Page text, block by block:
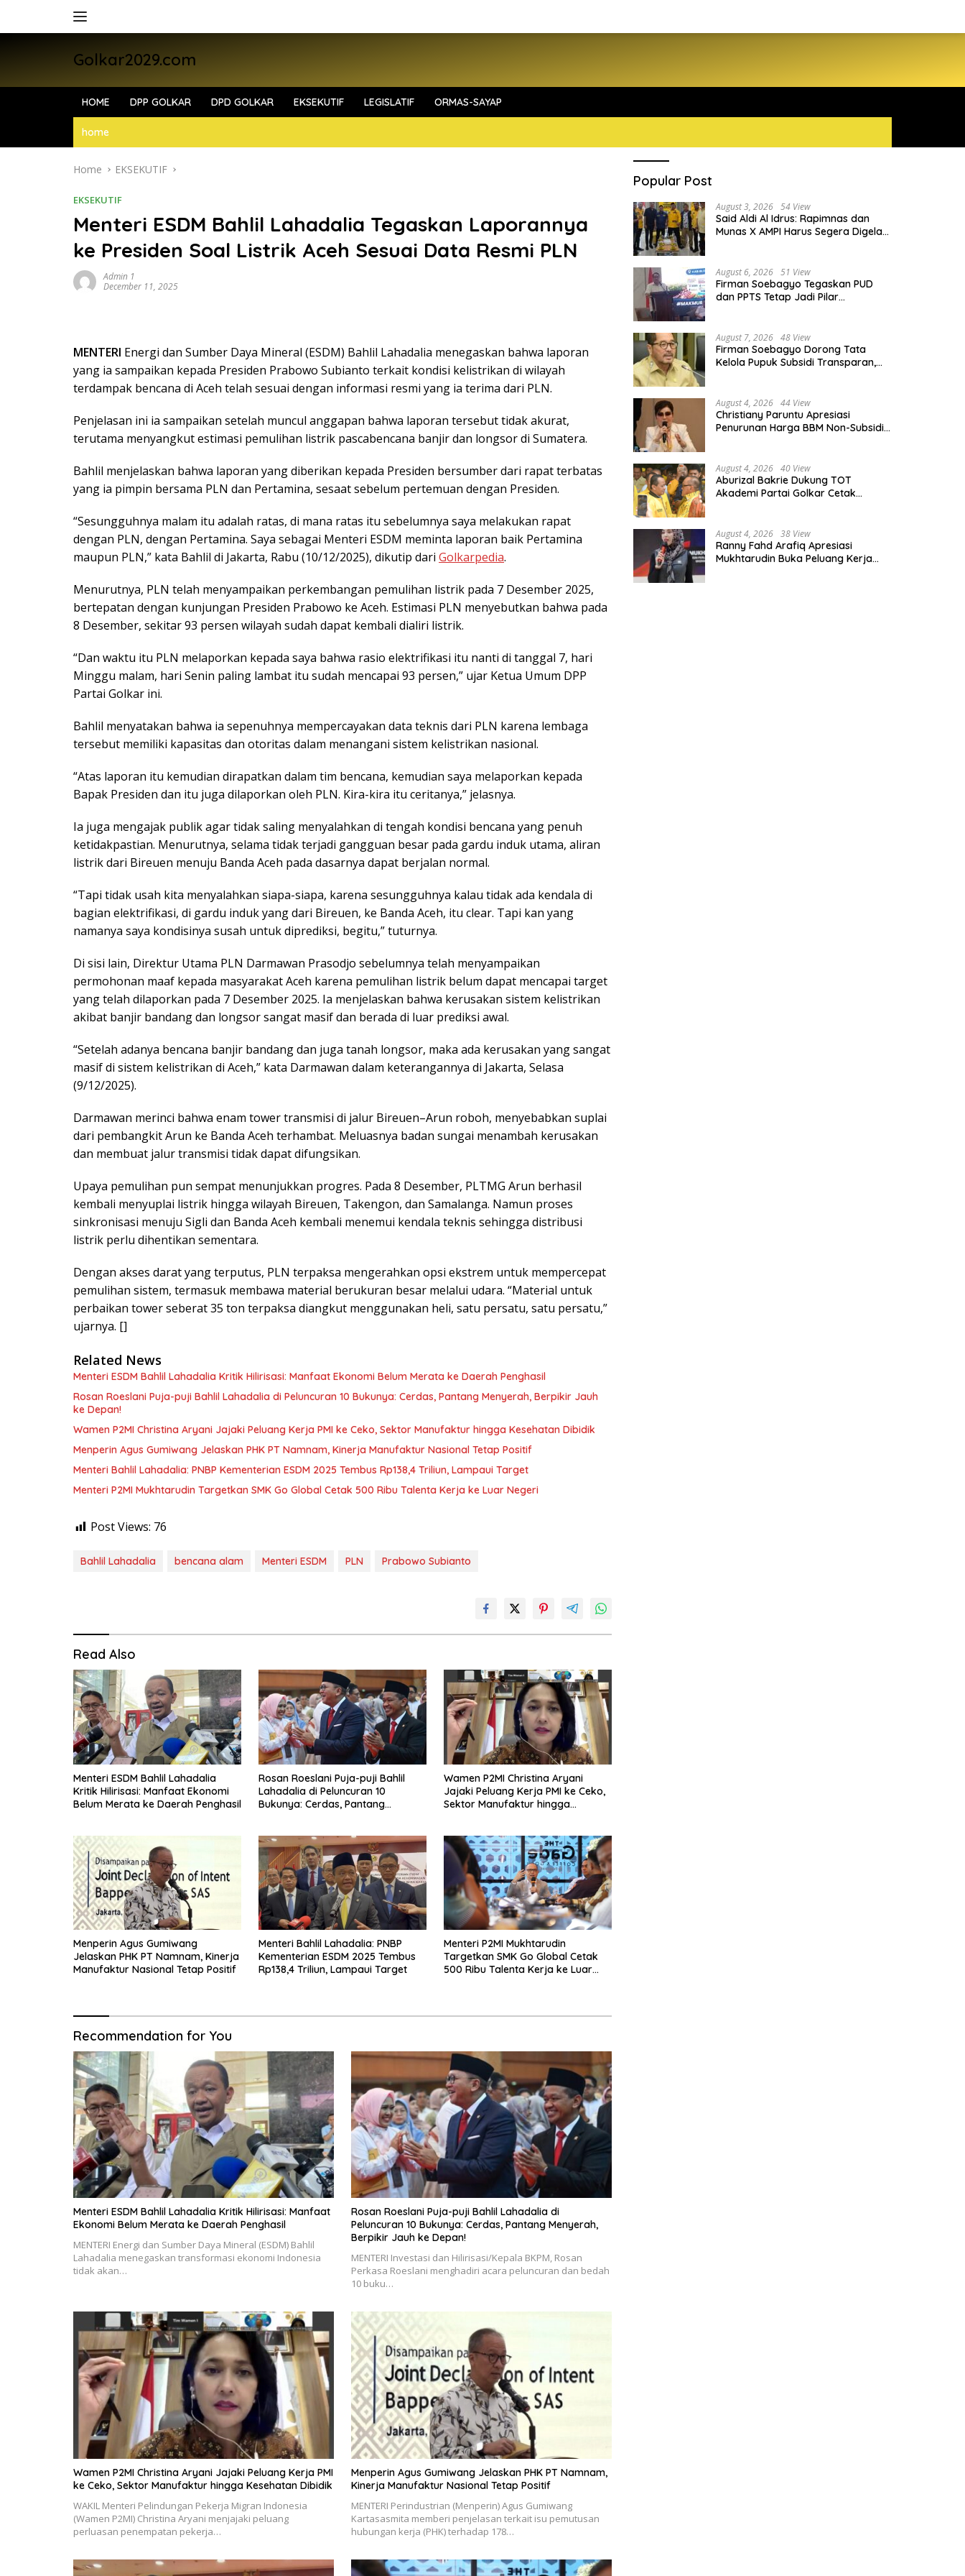
Golkar2029.com
HOME DPP GOLKAR DPD GOLKAR EKSEKUTIF LEGISLATIF ORMAS-SAYAP
home
Home EKSEKUTIF
EKSEKUTIF
Menteri ESDM Bahlil Lahadalia Tegaskan Laporannya
ke Presiden Soal Listrik Aceh Sesuai Data Resmi PLN
Admin 1
December 11, 2025
MENTERI Energi dan Sumber Daya Mineral (ESDM) Bahlil Lahadalia menegaskan bahwa laporan
yang ia sampaikan kepada Presiden Prabowo Subianto terkait kondisi kelistrikan di wilayah
terdampak bencana di Aceh telah sesuai dengan informasi resmi yang ia terima dari PLN.
Penjelasan ini ia sampaikan setelah muncul anggapan bahwa laporan tersebut tidak akurat,
terutama menyangkut estimasi pemulihan listrik pascabencana banjir dan longsor di Sumatera.
Bahlil menjelaskan bahwa laporan yang diberikan kepada Presiden bersumber dari rapat terbatas
yang ia pimpin bersama PLN dan Pertamina, sesaat sebelum pertemuan dengan Presiden.
“Sesungguhnya malam itu adalah ratas, di mana ratas itu sebelumnya saya melakukan rapat
dengan PLN, dengan Pertamina. Saya sebagai Menteri ESDM meminta laporan baik Pertamina
maupun PLN,” kata Bahlil di Jakarta, Rabu (10/12/2025), dikutip dari Golkarpedia.
Menurutnya, PLN telah menyampaikan perkembangan pemulihan listrik pada 7 Desember 2025,
bertepatan dengan kunjungan Presiden Prabowo ke Aceh. Estimasi PLN menyebutkan bahwa pada
8 Desember, sekitar 93 persen wilayah sudah dapat kembali dialiri listrik.
“Dan waktu itu PLN melaporkan kepada saya bahwa rasio elektrifikasi itu nanti di tanggal 7, hari
Minggu malam, hari Senin paling lambat itu sudah mencapai 93 persen,” ujar Ketua Umum DPP
Partai Golkar ini.
Bahlil menyatakan bahwa ia sepenuhnya mempercayakan data teknis dari PLN karena lembaga
tersebut memiliki kapasitas dan otoritas dalam menangani sistem kelistrikan nasional.
“Atas laporan itu kemudian dirapatkan dalam tim bencana, kemudian saya melaporkan kepada
Bapak Presiden dan itu juga dilaporkan oleh PLN. Kira-kira itu ceritanya,” jelasnya.
Ia juga mengajak publik agar tidak saling menyalahkan di tengah kondisi bencana yang penuh
ketidakpastian. Menurutnya, selama tidak terjadi gangguan besar pada gardu induk utama, aliran
listrik dari Bireuen menuju Banda Aceh pada dasarnya dapat berjalan normal.
“Tapi tidak usah kita menyalahkan siapa-siapa, karena sesungguhnya kalau tidak ada kendala di
bagian elektrifikasi, di gardu induk yang dari Bireuen, ke Banda Aceh, itu clear. Tapi kan yang
namanya saya kondisinya susah untuk diprediksi, begitu,” tuturnya.
Di sisi lain, Direktur Utama PLN Darmawan Prasodjo sebelumnya telah menyampaikan
permohonan maaf kepada masyarakat Aceh karena pemulihan listrik belum dapat mencapai target
yang telah dilaporkan pada 7 Desember 2025. Ia menjelaskan bahwa kerusakan sistem kelistrikan
akibat banjir bandang dan longsor sangat masif dan berada di luar prediksi awal.
“Setelah adanya bencana banjir bandang dan juga tanah longsor, maka ada kerusakan yang sangat
masif di sistem kelistrikan di Aceh,” kata Darmawan dalam keterangannya di Jakarta, Selasa
(9/12/2025).
Darmawan merinci bahwa enam tower transmisi di jalur Bireuen–Arun roboh, menyebabkan suplai
dari pembangkit Arun ke Banda Aceh terhambat. Meluasnya badan sungai menambah kerusakan
dan membuat jalur transmisi tidak dapat difungsikan.
Upaya pemulihan pun sempat menunjukkan progres. Pada 8 Desember, PLTMG Arun berhasil
kembali menyuplai listrik hingga wilayah Bireuen, Takengon, dan Samalanga. Namun proses
sinkronisasi menuju Sigli dan Banda Aceh kembali menemui kendala teknis sehingga distribusi
listrik perlu dihentikan sementara.
Dengan akses darat yang terputus, PLN terpaksa mengerahkan opsi ekstrem untuk mempercepat
pemulihan sistem, termasuk membawa material berukuran besar melalui udara. “Material untuk
perbaikan tower seberat 35 ton terpaksa diangkut menggunakan heli, satu persatu, satu persatu,”
ujarnya. []
Related News
Menteri ESDM Bahlil Lahadalia Kritik Hilirisasi: Manfaat Ekonomi Belum Merata ke Daerah Penghasil
Rosan Roeslani Puja-puji Bahlil Lahadalia di Peluncuran 10 Bukunya: Cerdas, Pantang Menyerah, Berpikir Jauh
ke Depan!
Wamen P2MI Christina Aryani Jajaki Peluang Kerja PMI ke Ceko, Sektor Manufaktur hingga Kesehatan Dibidik
Menperin Agus Gumiwang Jelaskan PHK PT Namnam, Kinerja Manufaktur Nasional Tetap Positif
Menteri Bahlil Lahadalia: PNBP Kementerian ESDM 2025 Tembus Rp138,4 Triliun, Lampaui Target
Menteri P2MI Mukhtarudin Targetkan SMK Go Global Cetak 500 Ribu Talenta Kerja ke Luar Negeri
Post Views: 76
Bahlil Lahadalia bencana alam Menteri ESDM PLN Prabowo Subianto
Read Also
Menteri ESDM Bahlil Lahadalia
Kritik Hilirisasi: Manfaat Ekonomi
Belum Merata ke Daerah Penghasil
Rosan Roeslani Puja-puji Bahlil
Lahadalia di Peluncuran 10
Bukunya: Cerdas, Pantang
Wamen P2MI Christina Aryani
Jajaki Peluang Kerja PMI ke Ceko,
Sektor Manufaktur hingga
Menperin Agus Gumiwang
Jelaskan PHK PT Namnam, Kinerja
Manufaktur Nasional Tetap Positif
Menteri Bahlil Lahadalia: PNBP
Kementerian ESDM 2025 Tembus
Rp138,4 Triliun, Lampaui Target
Menteri P2MI Mukhtarudin
Targetkan SMK Go Global Cetak
500 Ribu Talenta Kerja ke Luar
Recommendation for You
Menteri ESDM Bahlil Lahadalia Kritik Hilirisasi: Manfaat
Ekonomi Belum Merata ke Daerah Penghasil
MENTERI Energi dan Sumber Daya Mineral (ESDM) Bahlil
Lahadalia menegaskan transformasi ekonomi Indonesia
tidak akan…
Rosan Roeslani Puja-puji Bahlil Lahadalia di
Peluncuran 10 Bukunya: Cerdas, Pantang Menyerah,
Berpikir Jauh ke Depan!
MENTERI Investasi dan Hilirisasi/Kepala BKPM, Rosan
Perkasa Roeslani menghadiri acara peluncuran dan bedah
10 buku…
Wamen P2MI Christina Aryani Jajaki Peluang Kerja PMI
ke Ceko, Sektor Manufaktur hingga Kesehatan Dibidik
WAKIL Menteri Pelindungan Pekerja Migran Indonesia
(Wamen P2MI) Christina Aryani menjajaki peluang
perluasan penempatan pekerja…
Menperin Agus Gumiwang Jelaskan PHK PT Namnam,
Kinerja Manufaktur Nasional Tetap Positif
MENTERI Perindustrian (Menperin) Agus Gumiwang
Kartasasmita memberi penjelasan terkait isu pemutusan
hubungan kerja (PHK) terhadap 178…
Popular Post
August 3, 2026 54 View
Said Aldi Al Idrus: Rapimnas dan
Munas X AMPI Harus Segera Digelar
August 6, 2026 51 View
Firman Soebagyo Tegaskan PUD
dan PPTS Tetap Jadi Pilar
August 7, 2026 48 View
Firman Soebagyo Dorong Tata
Kelola Pupuk Subsidi Transparan,
August 4, 2026 44 View
Christiany Paruntu Apresiasi
Penurunan Harga BBM Non-Subsidi,
August 4, 2026 40 View
Aburizal Bakrie Dukung TOT
Akademi Partai Golkar Cetak
August 4, 2026 38 View
Ranny Fahd Arafiq Apresiasi
Mukhtarudin Buka Peluang Kerja